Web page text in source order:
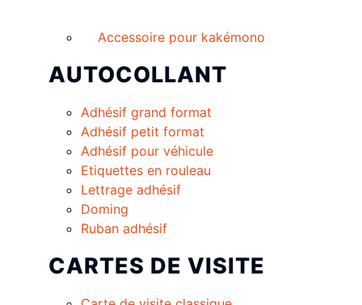
Accessoire pour kakémono
AUTOCOLLANT
Adhésif grand format
Adhésif petit format
Adhésif pour véhicule
Etiquettes en rouleau
Lettrage adhésif
Doming
Ruban adhésif
CARTES DE VISITE